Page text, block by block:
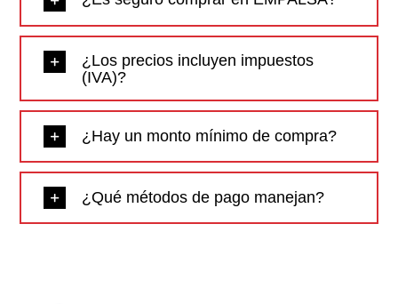
¿Los precios incluyen impuestos
(IVA)?
¿Hay un monto mínimo de compra?
¿Qué métodos de pago manejan?